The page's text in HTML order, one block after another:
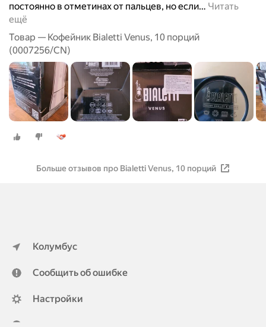
постоянно в отметинах от пальцев, но если… Читать
ещё
Товар — Кофейник Bialetti Venus, 10 порций
(0007256/CN)
Больше отзывов про Bialetti Venus, 10 порций
Колумбус
Сообщить об ошибке
Настройки